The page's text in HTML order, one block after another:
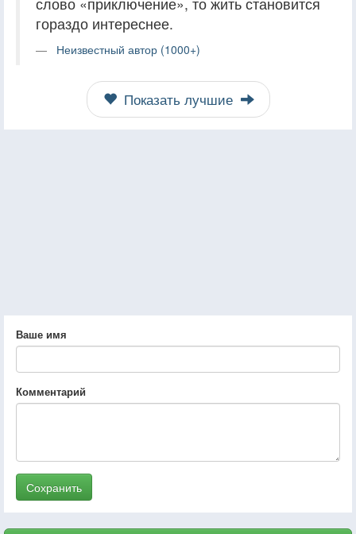
гораздо интереснее.
Неизвестный автор (1000+)
Показать лучшие
Ваше имя
Комментарий
Сохранить